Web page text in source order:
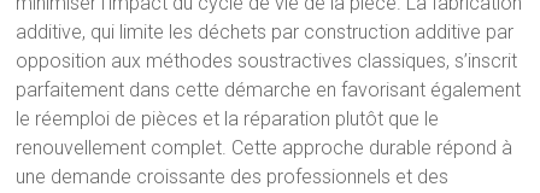
additive, qui limite les déchets par construction additive par
opposition aux méthodes soustractives classiques, s’inscrit
parfaitement dans cette démarche en favorisant également
le réemploi de pièces et la réparation plutôt que le
renouvellement complet. Cette approche durable répond à
une demande croissante des professionnels et des